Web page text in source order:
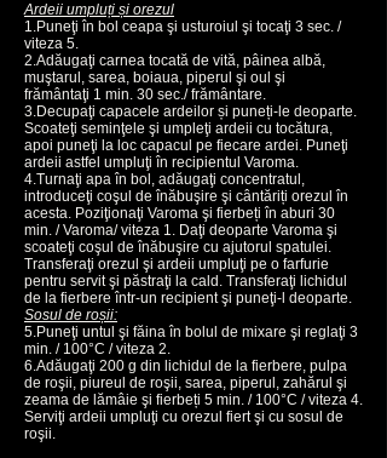
Ardeii umpluți și orezul
1.Puneţi în bol ceapa şi usturoiul şi tocaţi 3 sec. /
viteza 5.
2.Adăugaţi carnea tocată de vită, pâinea albă,
muştarul, sarea, boiaua, piperul şi oul şi
frământaţi 1 min. 30 sec./ frământare.
3.Decupaţi capacele ardeilor și puneți-le deoparte.
Scoateţi seminţele şi umpleţi ardeii cu tocătura,
apoi puneţi la loc capacul pe fiecare ardei. Puneţi
ardeii astfel umpluţi în recipientul Varoma.
4.Turnaţi apa în bol, adăugaţi concentratul,
introduceţi coşul de înăbuşire şi cântăriți orezul în
acesta. Poziţionaţi Varoma şi fierbeți în aburi 30
min. / Varoma/ viteza 1. Daţi deoparte Varoma şi
scoateţi coşul de înăbuşire cu ajutorul spatulei.
Transferaţi orezul şi ardeii umpluţi pe o farfurie
pentru servit şi păstraţi la cald. Transferaţi lichidul
de la fierbere într-un recipient şi puneţi-l deoparte.
Sosul de roșii:
5.Puneţi untul şi făina în bolul de mixare şi reglaţi 3
min. / 100°C / viteza 2.
6.Adăugaţi 200 g din lichidul de la fierbere, pulpa
de roşii, piureul de roşii, sarea, piperul, zahărul şi
zeama de lămâie şi fierbeți 5 min. / 100°C / viteza 4.
Serviţi ardeii umpluţi cu orezul fiert şi cu sosul de
roşii.